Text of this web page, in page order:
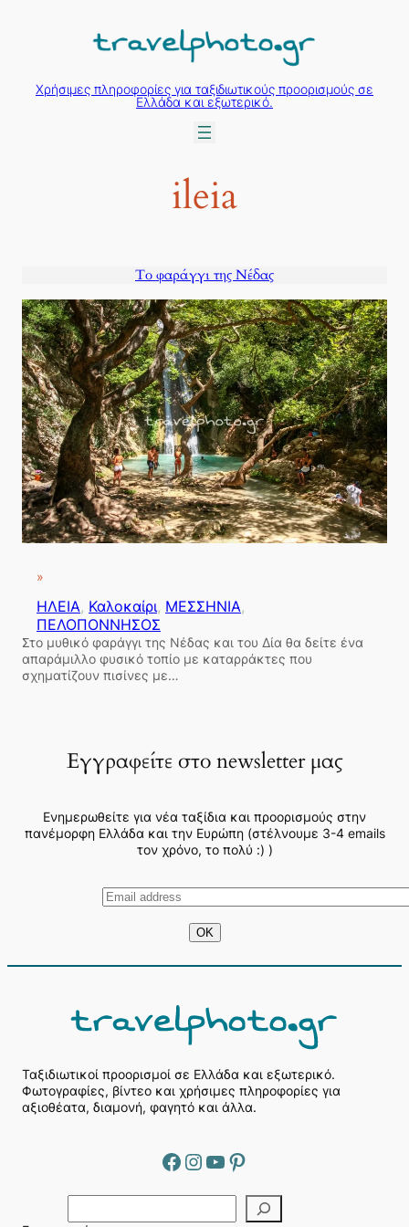
περιεχόμενο
Χρήσιμες πληροφορίες για ταξιδιωτικούς προορισμούς σε
Ελλάδα και εξωτερικό.
ileia
Το φαράγγι της Νέδας
»
ΗΛΕΙΑ, Καλοκαίρι, ΜΕΣΣΗΝΙΑ
ΠΕΛΟΠΟΝΝΗΣΟΣ
Στο μυθικό φαράγγι της Νέδας και του Δία θα δείτε ένα
απαράμιλλο φυσικό τοπίο με καταρράκτες που
σχηματίζουν πισίνες με…
Εγγραφείτε στο newsletter μας
Ενημερωθείτε για νέα ταξίδια και προορισμούς στην
πανέμορφη Ελλάδα και την Ευρώπη (στέλνουμε 3-4 emails
τον χρόνο, το πολύ :) )
Ταξιδιωτικοί προορισμοί σε Ελλάδα και εξωτερικό.
Φωτογραφίες, βίντεο και χρήσιμες πληροφορίες για
αξιοθέατα, διαμονή, φαγητό και άλλα.
Facebook Instagram YouTube Pinterest
ν